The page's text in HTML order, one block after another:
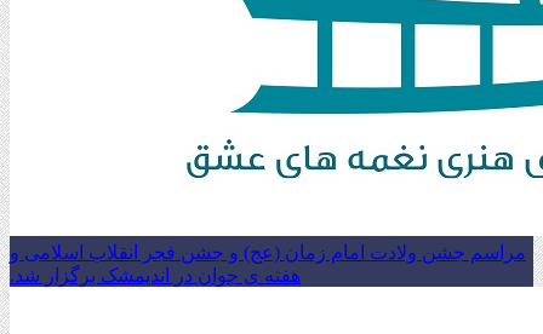
مراسم جشن ولادت امام زمان (عج) و جشن فجر انقلاب اسلامی و
هفته ی جوان در اندیمشک برگزار شد.